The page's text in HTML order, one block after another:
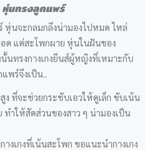
หุ่นทรงลูกแพร์
หุ่นจะกลมกลึงน่ามองไปหมด ไหล่
ด แต่สะโพกผาย หุ่นในฝันของ
นั้นทรงกางเกงยีนส์ผู้หญิงที่เหมาะกับ
พร์จึงเป็น..
สูง ที่จะช่วยกระชับเอวให้ดูเล็ก ขับเน้น
ทำให้สัดส่วนของสาว ๆ น่ามองเป็น
างเกงที่เน้นสะโพก ขอแนะนำกางเกง